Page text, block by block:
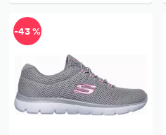
-43 %